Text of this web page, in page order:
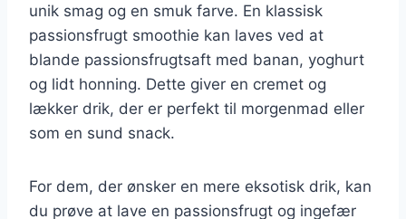
unik smag og en smuk farve. En klassisk
passionsfrugt smoothie kan laves ved at
blande passionsfrugtsaft med banan, yoghurt
og lidt honning. Dette giver en cremet og
lækker drik, der er perfekt til morgenmad eller
som en sund snack.
For dem, der ønsker en mere eksotisk drik, kan
du prøve at lave en passionsfrugt og ingefær